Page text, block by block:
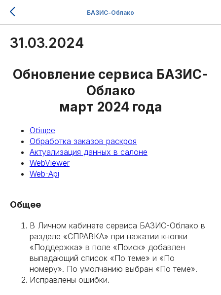
БАЗИС-Облако
31.03.2024
Обновление сервиса БАЗИС-
Облако
март 2024 года
Общее
Обработка заказов раскроя
Актуализация данных в салоне
WebViewer
Web-Api
Общее
В Личном кабинете сервиса БАЗИС-Облако в
разделе «СПРАВКА» при нажатии кнопки
«Поддержка» в поле «Поиск» добавлен
выпадающий список «По теме» и «По
номеру». По умолчанию выбран «По теме».
Исправлены ошибки.